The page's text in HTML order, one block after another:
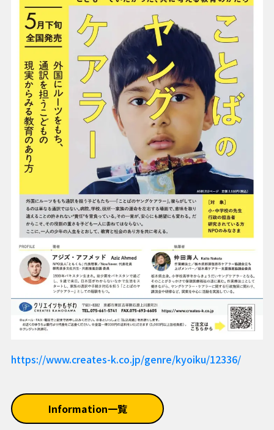
https://www.creates-k.co.jp/genre/kyoiku/12336/
Information一覧